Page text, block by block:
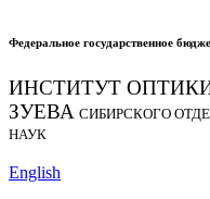
Федеральное государственное
ИНСТИТУТ
ЗУЕВА СИБИРСКОГО
НАУК
English